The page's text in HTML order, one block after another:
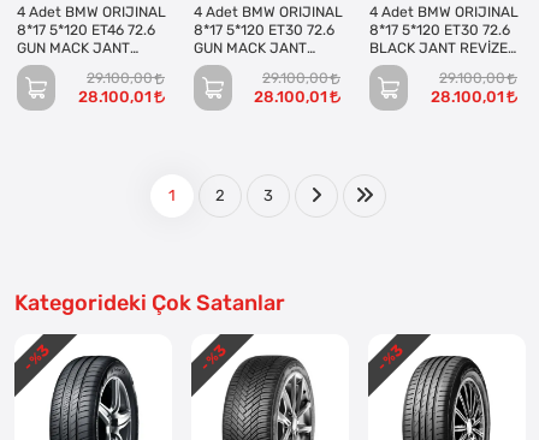
4 Adet BMW ORIJINAL
8*17 5*120 ET46 72.6
GUN MACK JANT
REVİZE EDİLMİŞ
(Takım)
29.100,00
28.100,01
4 Adet BMW ORIJINAL
8*17 5*120 ET30 72.6
GUN MACK JANT
REVİZE EDİLMİŞ
(Takım)
29.100,00
28.100,01
4 Adet BMW ORIJINAL
8*17 5*120 ET30 72.6
BLACK JANT REVİZE
EDİLMİŞ (Takım)
29.100,00
28.100,01
1 2 3
Kategorideki Çok Satanlar
- %
3 - %
3 - %
3